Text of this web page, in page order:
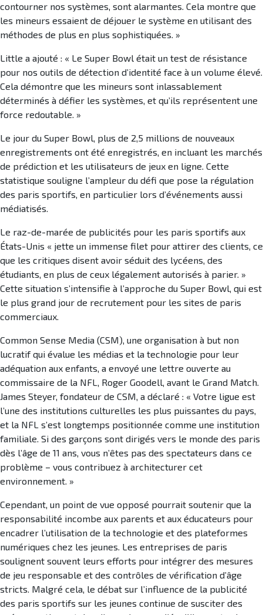
contourner nos systèmes, sont alarmantes. Cela montre que
les mineurs essaient de déjouer le système en utilisant des
méthodes de plus en plus sophistiquées. »
Little a ajouté : « Le Super Bowl était un test de résistance
pour nos outils de détection d’identité face à un volume élevé.
Cela démontre que les mineurs sont inlassablement
déterminés à défier les systèmes, et qu’ils représentent une
force redoutable. »
Le jour du Super Bowl, plus de 2,5 millions de nouveaux
enregistrements ont été enregistrés, en incluant les marchés
de prédiction et les utilisateurs de jeux en ligne. Cette
statistique souligne l’ampleur du défi que pose la régulation
des paris sportifs, en particulier lors d’événements aussi
médiatisés.
Le raz-de-marée de publicités pour les paris sportifs aux
États-Unis « jette un immense filet pour attirer des clients, ce
que les critiques disent avoir séduit des lycéens, des
étudiants, en plus de ceux légalement autorisés à parier. »
Cette situation s’intensifie à l’approche du Super Bowl, qui est
le plus grand jour de recrutement pour les sites de paris
commerciaux.
Common Sense Media (CSM), une organisation à but non
lucratif qui évalue les médias et la technologie pour leur
adéquation aux enfants, a envoyé une lettre ouverte au
commissaire de la NFL, Roger Goodell, avant le Grand Match.
James Steyer, fondateur de CSM, a déclaré : « Votre ligue est
l’une des institutions culturelles les plus puissantes du pays,
et la NFL s’est longtemps positionnée comme une institution
familiale. Si des garçons sont dirigés vers le monde des paris
dès l’âge de 11 ans, vous n’êtes pas des spectateurs dans ce
problème – vous contribuez à architecturer cet
environnement. »
Cependant, un point de vue opposé pourrait soutenir que la
responsabilité incombe aux parents et aux éducateurs pour
encadrer l’utilisation de la technologie et des plateformes
numériques chez les jeunes. Les entreprises de paris
soulignent souvent leurs efforts pour intégrer des mesures
de jeu responsable et des contrôles de vérification d’âge
stricts. Malgré cela, le débat sur l’influence de la publicité
des paris sportifs sur les jeunes continue de susciter des